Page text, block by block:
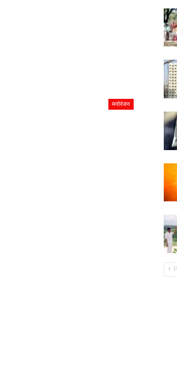
मनोरंजन